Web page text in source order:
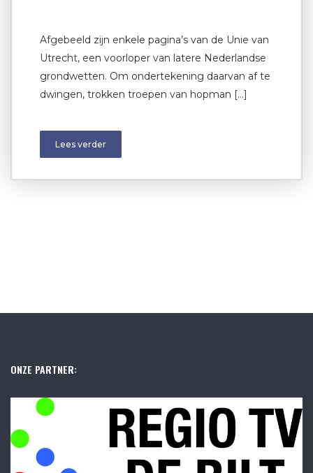
Afgebeeld zijn enkele pagina’s van de Unie van
Utrecht, een voorloper van latere Nederlandse
grondwetten. Om ondertekening daarvan af te
dwingen, trokken troepen van hopman […]
Lees verder
ONZE PARTNER: